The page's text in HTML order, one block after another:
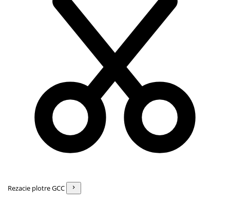
Rezacie plotre GCC